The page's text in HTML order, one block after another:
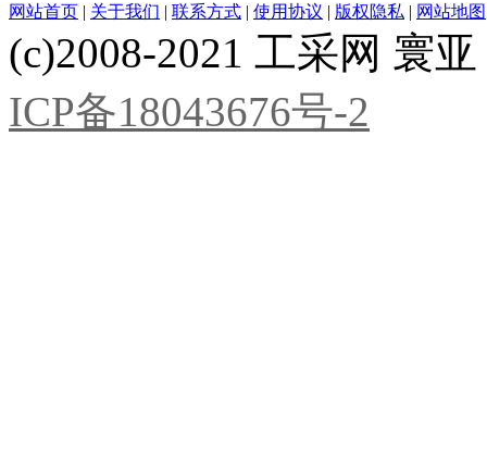
网站首页 | 关于我们 | 联系方式 | 使用协议 | 版权隐私 | 网站地图
(c)2008-2021 工采网 寰
ICP备18043676号-2